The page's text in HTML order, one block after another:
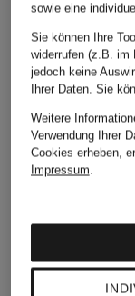
LLOYD
sowie eine
Sie können Ihre
widerrufen (z.B. im
jedoch keine
Ihrer Daten. Sie
Weitere
Verwendung Ihrer
Cookies erheben,
Impressum.